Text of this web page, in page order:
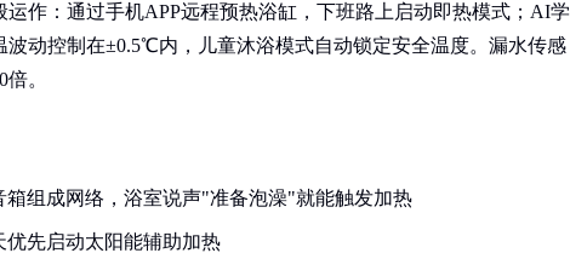
作：通过手机APP远程预热浴缸，下班路上启动即热模式；AI学
动控制在±0.5℃内，儿童沐浴模式自动锁定安全温度。漏水传感
。
箱组成网络，浴室说声"准备泡澡"就能触发加热
先启动太阳能辅助加热